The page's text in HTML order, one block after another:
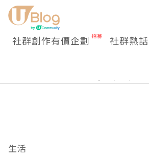
社群創作有價企劃 社群熱話
生活